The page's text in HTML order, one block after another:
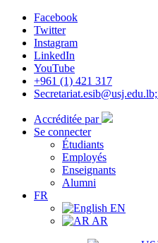
Facebook
Twitter
Instagram
LinkedIn
YouTube
+961 (1) 421 317
Accréditée par
Se connecter
Étudiants
Employés
Enseignants
Alumni
FR
EN
AR